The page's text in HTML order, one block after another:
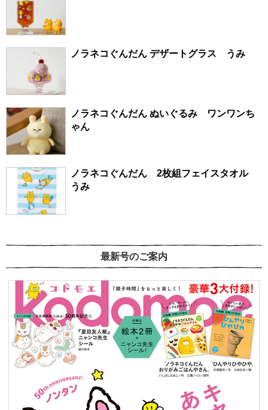
ノラネコぐんだん デザートグラス うみ
ノラネコぐんだん ぬいぐるみ ワンワンち
ゃん
ノラネコぐんだん 2枚組フェイスタオル
うみ
最新号のご案内